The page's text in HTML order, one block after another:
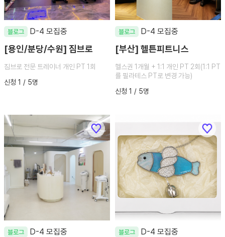
블로그 D-4 모집중
[용인/분당/수원] 짐브로
짐브로 전문 트레이너 개인 PT 1회
신청 1 / 5명
블로그 D-4 모집중
[부산] 헬튼피트니스
헬스권 1개월 + 1:1 개인 PT 2회(1:1 PT
를 필라테스 PT로 변경 가능)
신청 1 / 5명
블로그 D-4 모집중 블로그 D-4 모집중